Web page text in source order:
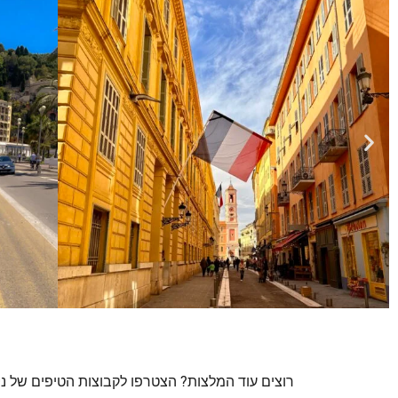
רוצים עוד המלצות? הצטרפו לקבוצות הטיפים של